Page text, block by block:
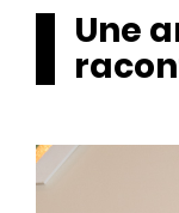
Une